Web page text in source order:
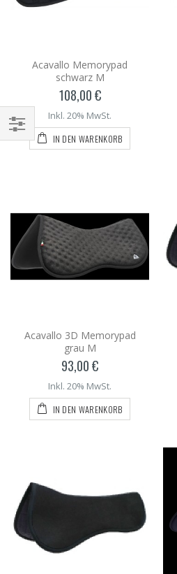
Acavallo Memorypad
schwarz M
108,00 €
Inkl. 20% MwSt.
IN DEN WARENKORB
Acavallo 3D Memorypad
grau M
93,00 €
Inkl. 20% MwSt.
IN DEN WARENKORB